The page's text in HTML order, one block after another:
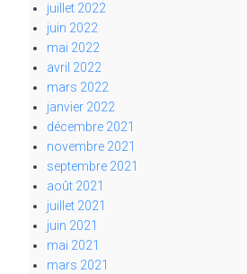
juillet 2022
juin 2022
mai 2022
avril 2022
mars 2022
janvier 2022
décembre 2021
novembre 2021
septembre 2021
août 2021
juillet 2021
juin 2021
mai 2021
mars 2021